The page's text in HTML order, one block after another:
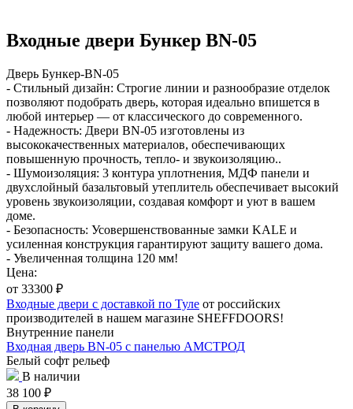
Входные двери Бункер BN-05
Дверь Бункер-BN-05
- Стильный дизайн: Строгие линии и разнообразие отделок
позволяют подобрать дверь, которая идеально впишется в
любой интерьер — от классического до современного.
- Надежность: Двери BN-05 изготовлены из
высококачественных материалов, обеспечивающих
повышенную прочность, тепло- и звукоизоляцию..
- Шумоизоляция: 3 контура уплотнения, МДФ панели и
двухслойный базальтовый утеплитель обеспечивает высокий
уровень звукоизоляции, создавая комфорт и уют в вашем
доме.
- Безопасность: Усовершенствованные замки KALE и
усиленная конструкция гарантируют защиту вашего дома.
- Увеличенная толщина 120 мм!
Цена:
от 33300 ₽
Входные двери с доставкой по Туле от российских
производителей в нашем магазине SHEFFDOORS!
Внутренние панели
Входная дверь BN-05 с панелью АМСТРОД
Белый софт рельеф
В наличии
38 100 ₽